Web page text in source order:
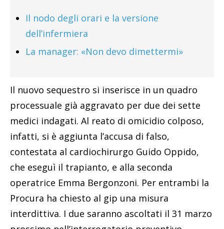
Il nodo degli orari e la versione
dell’infermiera
La manager: «Non devo dimettermi»
Il nuovo sequestro si inserisce in un quadro
processuale già aggravato per due dei sette
medici indagati. Al reato di omicidio colposo,
infatti, si è aggiunta l’accusa di falso,
contestata al cardiochirurgo Guido Oppido,
che eseguì il trapianto, e alla seconda
operatrice Emma Bergonzoni. Per entrambi la
Procura ha chiesto al gip una misura
interdittiva. I due saranno ascoltati il 31 marzo